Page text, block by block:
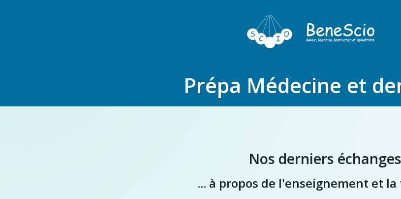
Prépa Médecine et
Nos derniers
... à propos de l'enseignement et